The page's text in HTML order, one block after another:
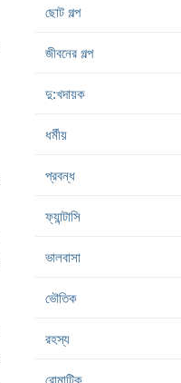
ছোট গল্প
জীবনের গল্প
দু:খদায়ক
ধর্মীয়
প্রবন্ধ
ফ্যান্টাসি
ভালবাসা
ভৌতিক
রহস্য
রোমান্টিক